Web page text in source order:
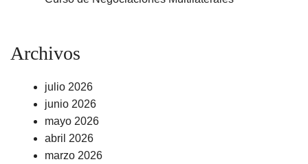
Archivos
julio 2026
junio 2026
mayo 2026
abril 2026
marzo 2026